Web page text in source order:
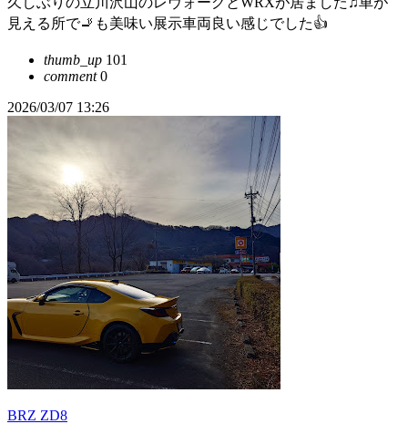
見える所で🚬も美味い展示車両良い感じでした👍
thumb_up 101
comment0
2026/03/07 13:26
BRZ ZD8